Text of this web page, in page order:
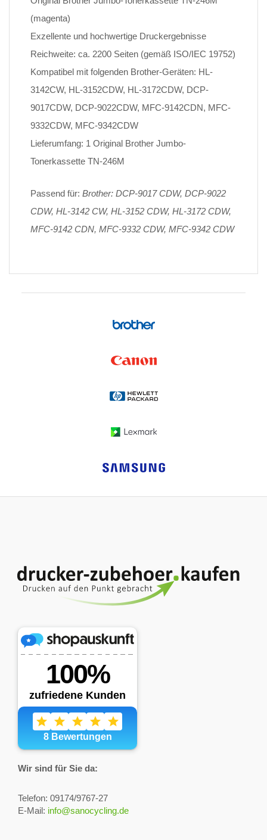
(magenta)
Exzellente und hochwertige Druckergebnisse
Reichweite: ca. 2200 Seiten (gemäß ISO/IEC 19752)
Kompatibel mit folgenden Brother-Geräten: HL-
3142CW, HL-3152CDW, HL-3172CDW, DCP-
9017CDW, DCP-9022CDW, MFC-9142CDN, MFC-
9332CDW, MFC-9342CDW
Lieferumfang: 1 Original Brother Jumbo-
Tonerkassette TN-246M
Passend für: Brother: DCP-9017 CDW, DCP-9022
CDW, HL-3142 CW, HL-3152 CDW, HL-3172 CDW,
MFC-9142 CDN, MFC-9332 CDW, MFC-9342 CDW
Wir sind für Sie da:
Telefon: 09174/9767-27
E-Mail: info@sanocycling.de